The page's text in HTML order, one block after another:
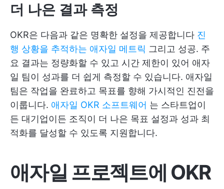
더 나은 결과 측정
OKR은 다음과 같은 명확한 설정을 제공합니다 진
행 상황을 추적하는 애자일 메트릭 그리고 성공. 주
요 결과는 정량화할 수 있고 시간 제한이 있어 애자
일 팀이 성과를 더 쉽게 측정할 수 있습니다. 애자일
팀은 작업을 완료하고 목표를 향해 가시적인 진전을
이룹니다. 애자일 OKR 소프트웨어 는 스타트업이
든 대기업이든 조직이 더 나은 목표 설정과 성과 최
적화를 달성할 수 있도록 지원합니다.
애자일 프로젝트에 OKR